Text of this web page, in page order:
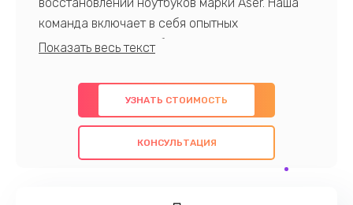
команда включает в себя опытных
профессионалов с обширными знаниями и
предлагаем быстрый и качественный ремонт с
использованием оригинальных компонентов, а
также гарантируем качество всех
проведенных работ. Наша цель - предоставить
УЗНАТЬ СТОИМОСТЬ
КОНСУЛЬТАЦИЯ